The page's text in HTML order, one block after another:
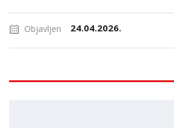
Objavljen 24.04.2026.